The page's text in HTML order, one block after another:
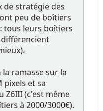
de stratégie des
peu de boîtiers
tous leurs boîtiers
la ramasse sur la
pixels et sa
Z6III (c'est même
à 2000/3000€).